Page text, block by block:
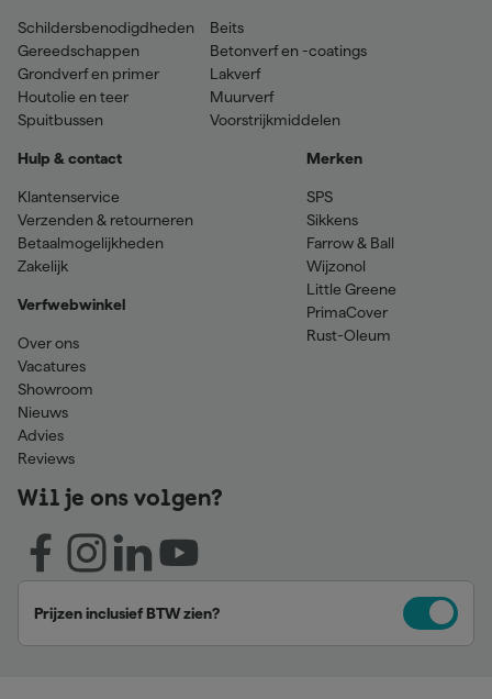
Schildersbenodigdheden
Gereedschappen
Grondverf en primer
Houtolie en teer
Spuitbussen
Beits
Betonverf en -coatings
Lakverf
Muurverf
Voorstrijkmiddelen
Hulp & contact
Klantenservice
Verzenden & retourneren
Betaalmogelijkheden
Zakelijk
Verfwebwinkel
Over ons
Vacatures
Showroom
Nieuws
Advies
Reviews
Merken
SPS
Sikkens
Farrow & Ball
Wijzonol
Little Greene
PrimaCover
Rust-Oleum
Wil je ons volgen?
Prijzen inclusief BTW zien?